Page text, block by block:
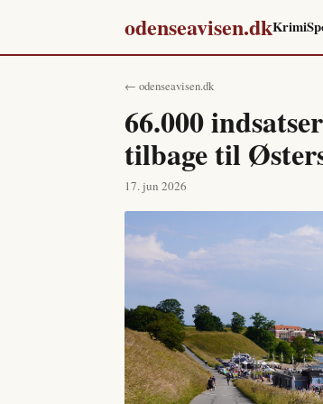
odenseavisen.dkKrimi
← odenseavisen.dk
66.000
tilbage til
17. jun 2026